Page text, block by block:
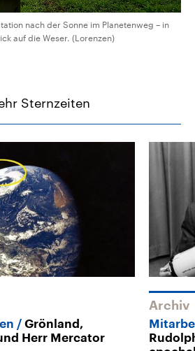
nach der Sonne im Planetenweg – in
auf die Weser. (Lorenzen)
Sternzeiten
Grönland,
Herr Mercator
Archiv